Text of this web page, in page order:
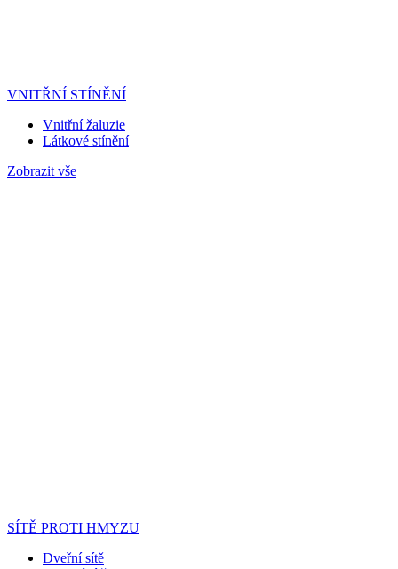
VNITŘNÍ STÍNĚNÍ
Vnitřní žaluzie
Látkové stínění
Zobrazit vše
SÍTĚ PROTI HMYZU
Dveřní sítě